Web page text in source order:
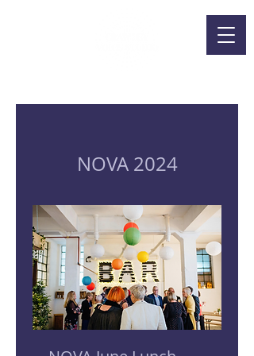
NOVA 2024